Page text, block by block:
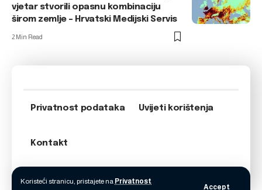
Koristeći stranicu, pristajete na Privatnost
Accept
vjetar stvorili opasnu kombinaciju
širom zemlje – Hrvatski Medijski Servis
2 Min Read
Privatnost podataka Uvijeti korištenja
Kontakt